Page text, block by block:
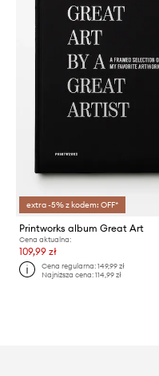
extra -5% z kodem: OFF*
Printworks album Great Art
Cena aktualna:
109,99 zł
Cena regularna:149,99 zł
Najniższa cena:114,99 zł